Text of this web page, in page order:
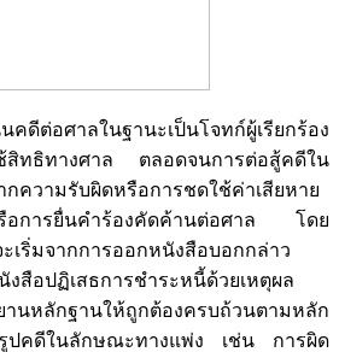
ต่อศาลในฐานะเป็นโจทก์ผู้เรียกร้อง
สิทธิทางศาล ตลอดจนการต่อสู้คดีใน
กความรับผิดหรือการชดใช้ค่าเสียหาย
ารยื่นคำร้องคัดค้านต่อศาล โดย
เริ่มจากการออกหนังสือบอกกล่าว
สือปฏิเสธการชำระหนี้ด้วยเหตุผล
นหลักฐานให้ถูกต้องครบถ้วนตามหลัก
ปคดีในลักษณะทางแพ่ง เช่น การผิด